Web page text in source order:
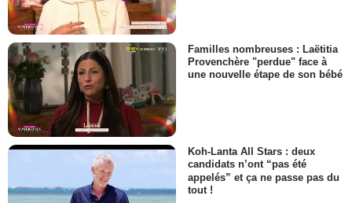
Familles nombreuses : Laëtitia
Provenchère "perdue" face à
une nouvelle étape de son bébé
Koh-Lanta All Stars : deux
candidats n’ont “pas été
appelés” et ça ne passe pas du
tout !